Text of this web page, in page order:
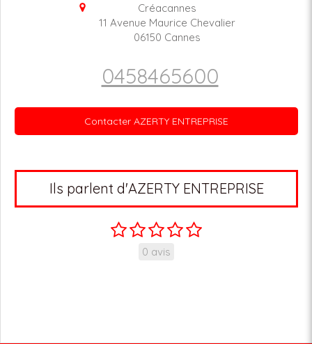
Créacannes
11 Avenue Maurice Chevalier
06150 Cannes
0458465600
Contacter AZERTY ENTREPRISE
Ils parlent d'AZERTY ENTREPRISE
0 avis